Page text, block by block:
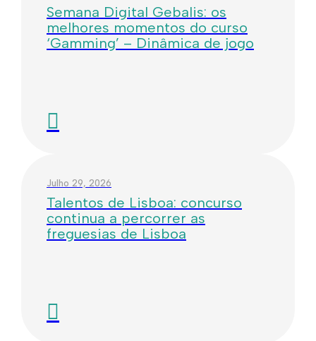
Semana Digital Gebalis: os
melhores momentos do curso
‘Gamming’ – Dinâmica de jogo
Julho 29, 2026
Talentos de Lisboa: concurso
continua a percorrer as
freguesias de Lisboa